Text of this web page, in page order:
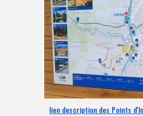
lien description des Points